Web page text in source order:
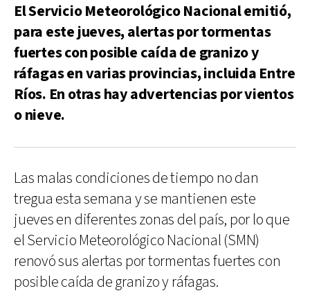
El Servicio Meteorológico Nacional emitió,
para este jueves, alertas por tormentas
fuertes con posible caída de granizo y
ráfagas en varias provincias, incluida Entre
Ríos. En otras hay advertencias por vientos
o nieve.
Las malas condiciones de tiempo no dan
tregua esta semana y se mantienen este
jueves en diferentes zonas del país, por lo que
el Servicio Meteorológico Nacional (SMN)
renovó sus alertas por tormentas fuertes con
posible caída de granizo y ráfagas.